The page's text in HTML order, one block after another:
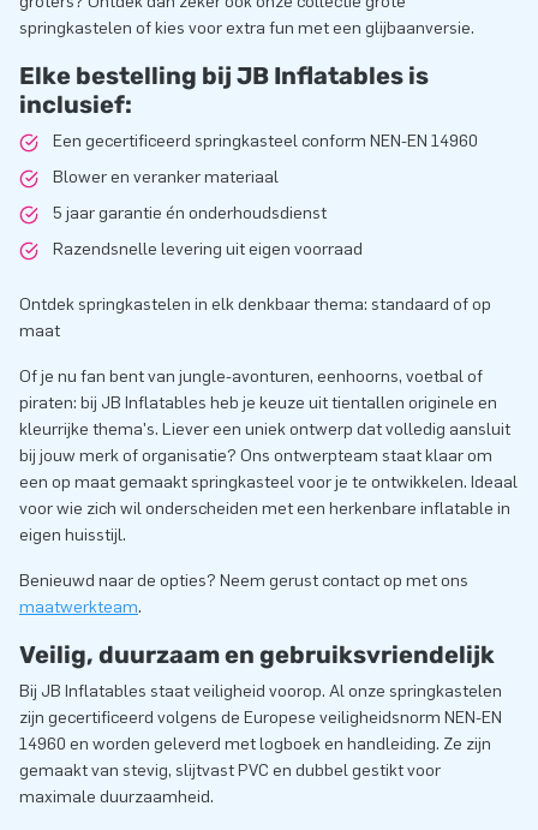
springkastelen of kies voor extra fun met een glijbaanversie.
Elke bestelling bij JB Inflatables is
inclusief:
Een gecertificeerd springkasteel conform NEN-EN 14960
Blower en veranker materiaal
5 jaar garantie én onderhoudsdienst
Razendsnelle levering uit eigen voorraad
Ontdek springkastelen in elk denkbaar thema: standaard of op
maat
Of je nu fan bent van jungle-avonturen, eenhoorns, voetbal of
piraten: bij JB Inflatables heb je keuze uit tientallen originele en
kleurrijke thema's. Liever een uniek ontwerp dat volledig aansluit
bij jouw merk of organisatie? Ons ontwerpteam staat klaar om
een op maat gemaakt springkasteel voor je te ontwikkelen. Ideaal
voor wie zich wil onderscheiden met een herkenbare inflatable in
eigen huisstijl.
Benieuwd naar de opties? Neem gerust contact op met ons
maatwerkteam.
Veilig, duurzaam en gebruiksvriendelijk
Bij JB Inflatables staat veiligheid voorop. Al onze springkastelen
zijn gecertificeerd volgens de Europese veiligheidsnorm NEN-EN
14960 en worden geleverd met logboek en handleiding. Ze zijn
gemaakt van stevig, slijtvast PVC en dubbel gestikt voor
maximale duurzaamheid.